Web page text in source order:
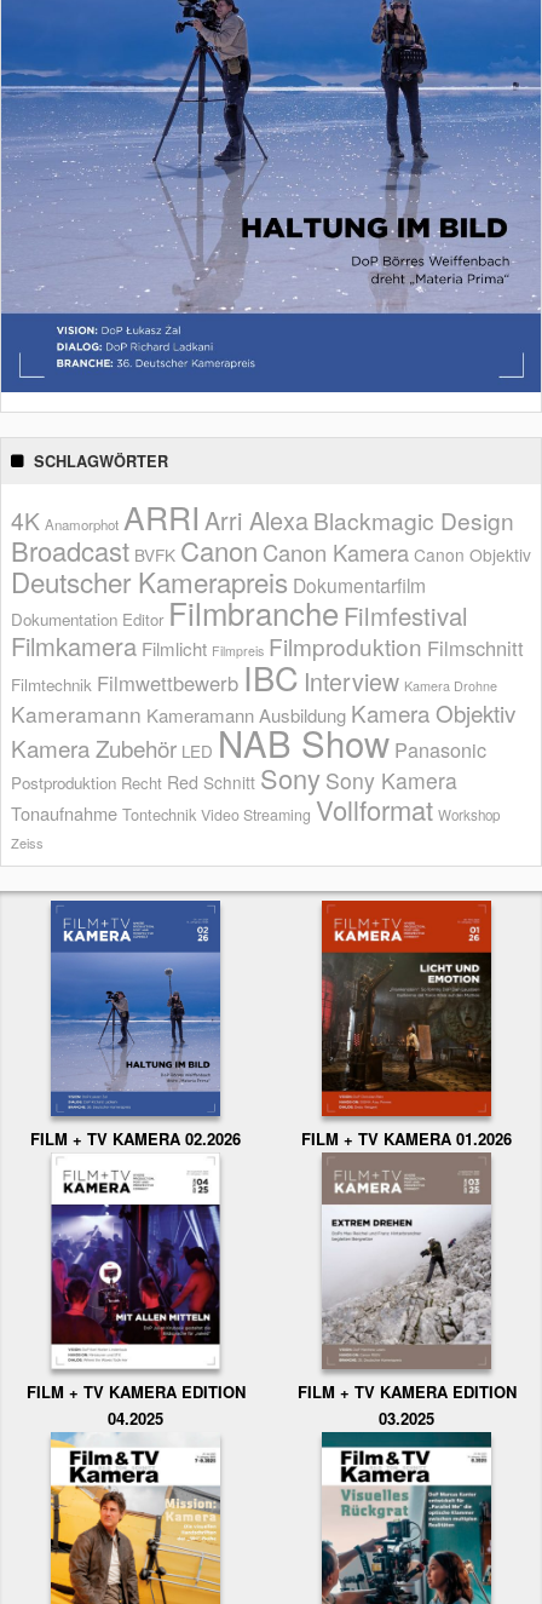
SCHLAGWÖRTER
4K Anamorphot ARRI Arri AlexaBlackmagic Design
Broadcast BVFK Canon Canon Kamera Canon Objektiv
Deutscher Kamerapreis Dokumentarfilm
Dokumentation Editor Filmbranche Filmfestival
Filmkamera Filmlicht Filmpreis Filmproduktion Filmschnitt
Filmtechnik Filmwettbewerb IBC Interview Kamera Drohne
Kameramann Kameramann Ausbildung Kamera Objektiv
Kamera Zubehör LED NAB Show Panasonic
Postproduktion Recht Red Schnitt Sony Sony Kamera
Tonaufnahme Tontechnik Video Streaming Vollformat Workshop
Zeiss
FILM + TV KAMERA 02.2026 FILM + TV KAMERA 01.2026
FILM + TV KAMERA EDITION
04.2025
FILM + TV KAMERA EDITION
03.2025